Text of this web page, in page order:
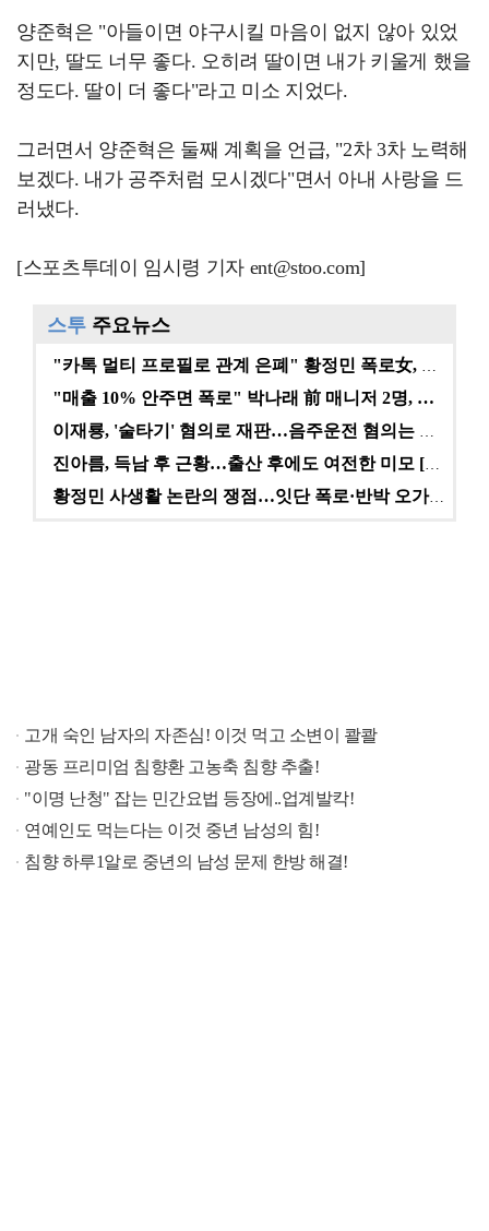
양준혁은 "아들이면 야구시킬 마음이 없지 않아 있었
지만, 딸도 너무 좋다. 오히려 딸이면 내가 키울게 했을
정도다. 딸이 더 좋다"라고 미소 지었다.
그러면서 양준혁은 둘째 계획을 언급, "2차 3차 노력해
보겠다. 내가 공주처럼 모시겠다"면서 아내 사랑을 드
러냈다.
[스포츠투데이 임시령 기자 ent@stoo.com]
스투 주요뉴스
"카톡 멀티 프로필로 관계 은폐" 황정민 폭로女, 문자…
"매출 10% 안주면 폭로" 박나래 前 매니저 2명, …
이재룡, '술타기' 혐의로 재판…음주운전 혐의는 미적용…
진아름, 득남 후 근황…출산 후에도 여전한 미모 [스타…
황정민 사생활 논란의 쟁점…잇단 폭로·반박 오가는 소모…